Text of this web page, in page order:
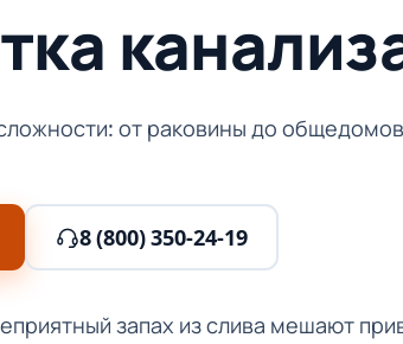
от раковины до
8 (800) 350-24-19
запах из слива мешают